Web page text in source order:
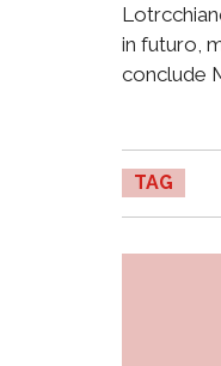
in futuro,
conclude
TAG